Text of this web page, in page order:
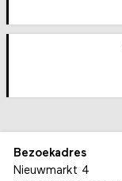
Bezoekadres
Nieuwmarkt 4